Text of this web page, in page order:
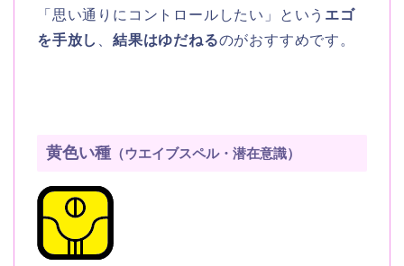
「思い通りにコントロールしたい」という エゴ
を手放し
、結果はゆだねるのがおすすめです。
黄色い種 （ウエイブスペル・潜在意識）